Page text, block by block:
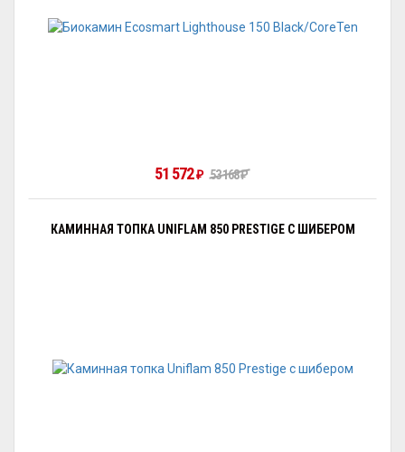
51 572₽ 53 168₽
КАМИННАЯ ТОПКА UNIFLAM 850 PRESTIGE С ШИБЕРОМ